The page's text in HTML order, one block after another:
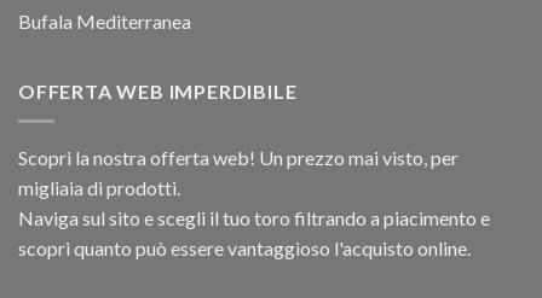
Bufala Mediterranea
OFFERTA WEB IMPERDIBILE
Scopri la nostra offerta web! Un prezzo mai visto, per
migliaia di prodotti.
Naviga sul sito e scegli il tuo toro filtrando a piacimento e
scopri quanto può essere vantaggioso l'acquisto online.